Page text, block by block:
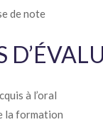
de note
à l’oral
la formation